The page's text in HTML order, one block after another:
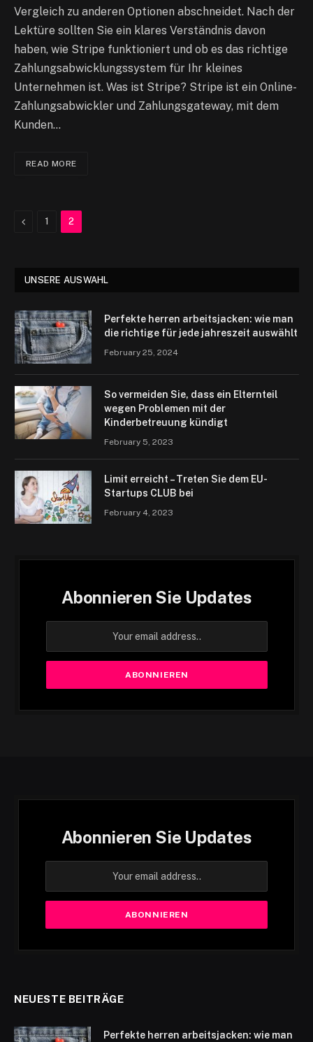
Vergleich zu anderen Optionen abschneidet. Nach der
Lektüre sollten Sie ein klares Verständnis davon
haben, wie Stripe funktioniert und ob es das richtige
Zahlungsabwicklungssystem für Ihr kleines
Unternehmen ist. Was ist Stripe? Stripe ist ein Online-
Zahlungsabwickler und Zahlungsgateway, mit dem
Kunden…
READ MORE
Previous
1 2
UNSERE AUSWAHL
Perfekte herren arbeitsjacken: wie man
die richtige für jede jahreszeit auswählt
February 25, 2024
So vermeiden Sie, dass ein Elternteil
wegen Problemen mit der
Kinderbetreuung kündigt
February 5, 2023
Limit erreicht – Treten Sie dem EU-
Startups CLUB bei
February 4, 2023
Abonnieren Sie Updates
Abonnieren Sie Updates
NEUESTE BEITRÄGE
Perfekte herren arbeitsjacken: wie man